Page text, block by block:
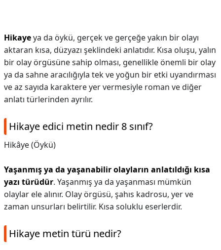
Hikayeya da öykü, gerçek ve gerçeğe yakın bir olayı
aktaran kısa, düzyazı şeklindeki anlatıdır. Kısa oluşu, yalın
bir olay örgüsüne sahip olması, genellikle önemli bir olay
ya da sahne aracılığıyla tek ve yoğun bir etki uyandırması
ve az sayıda karaktere yer vermesiyle roman ve diğer
anlatı türlerinden ayrılır.
Hikaye edici metin nedir 8 sınıf?
Hikâye (Öykü)
Yaşanmış ya da yaşanabilir olayların anlatıldığı kısa
yazı türüdür. Yaşanmış ya da yaşanması mümkün
olaylar ele alınır. Olay örgüsü, şahıs kadrosu, yer ve
zaman unsurları belirtilir. Kısa soluklu eserlerdir.
Hikaye metin türü nedir?